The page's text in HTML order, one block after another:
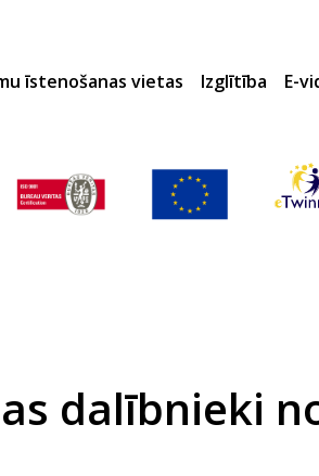
īstenošanas vietas
Izglītība E-
dalībnieki